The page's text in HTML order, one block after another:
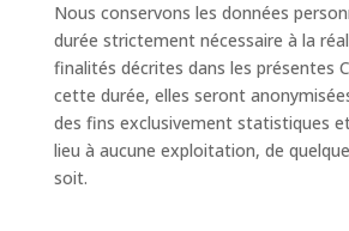
Nous conservons les données
durée strictement nécessaire à la
finalités décrites dans les présentes
cette durée, elles seront
des fins exclusivement statistiques
lieu à aucune exploitation, de
soit.